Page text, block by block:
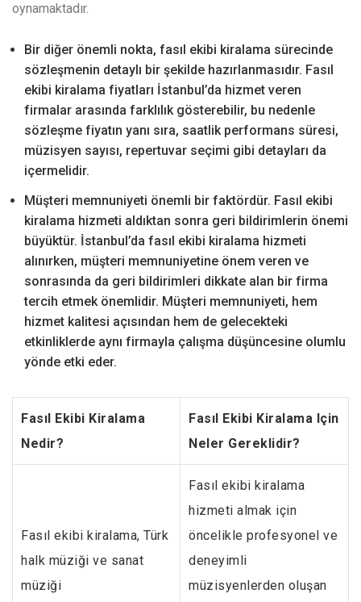
oynamaktadır.
Bir diğer önemli nokta, fasıl ekibi kiralama sürecinde
sözleşmenin detaylı bir şekilde hazırlanmasıdır. Fasıl
ekibi kiralama fiyatları İstanbul’da hizmet veren
firmalar arasında farklılık gösterebilir, bu nedenle
sözleşme fiyatın yanı sıra, saatlik performans süresi,
müzisyen sayısı, repertuvar seçimi gibi detayları da
içermelidir.
Müşteri memnuniyeti önemli bir faktördür. Fasıl ekibi
kiralama hizmeti aldıktan sonra geri bildirimlerin önemi
büyüktür. İstanbul’da fasıl ekibi kiralama hizmeti
alınırken, müşteri memnuniyetine önem veren ve
sonrasında da geri bildirimleri dikkate alan bir firma
tercih etmek önemlidir. Müşteri memnuniyeti, hem
hizmet kalitesi açısından hem de gelecekteki
etkinliklerde aynı firmayla çalışma düşüncesine olumlu
yönde etki eder.
Fasıl Ekibi Kiralama
Nedir?
Fasıl Ekibi Kiralama Için
Neler Gereklidir?
Fasıl ekibi kiralama, Türk
halk müziği ve sanat
müziği
Fasıl ekibi kiralama
hizmeti almak için
öncelikle profesyonel ve
deneyimli
müzisyenlerden oluşan